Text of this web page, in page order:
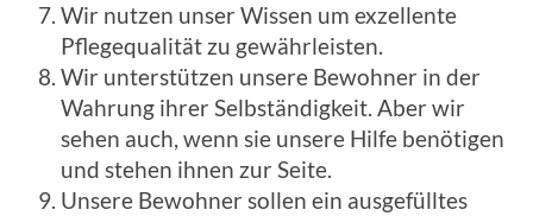
Wir nutzen unser Wissen um exzellente
Pflegequalität zu gewährleisten.
Wir unterstützen unsere Bewohner in der
Wahrung ihrer Selbständigkeit. Aber wir
sehen auch, wenn sie unsere Hilfe benötigen
und stehen ihnen zur Seite.
Unsere Bewohner sollen ein ausgefülltes